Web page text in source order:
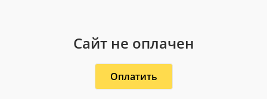
Сайт не оплачен
Оплатить